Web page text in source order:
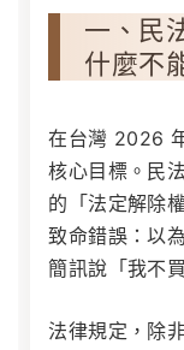
一、民
什麼不
在台灣 2026
核心目標。民
的「法定解除
致命錯誤：以
簡訊說「我不
法律規定，除